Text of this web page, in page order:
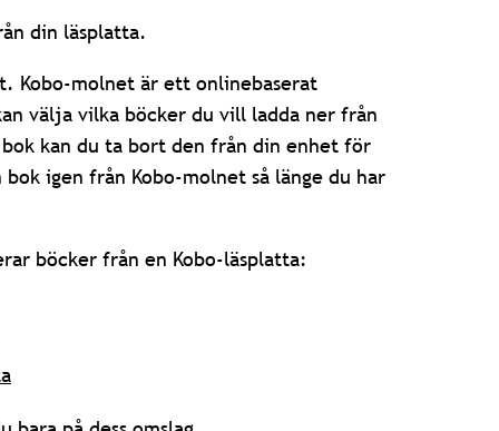
din läsplatta.
Kobo-molnet är ett onlinebaserat
välja vilka böcker du vill ladda ner från
kan du ta bort den från din enhet för
igen från Kobo-molnet så länge du har
böcker från en Kobo-läsplatta: